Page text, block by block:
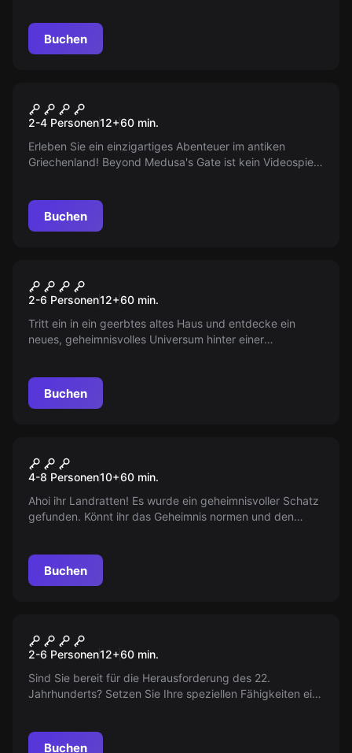
Albträumen...
Buchen
Beyond Medusas Gate
2-4 Personen12+60 min.
Erleben Sie ein einzigartiges Abenteuer im antiken
Griechenland! Beyond Medusa's Gate ist kein Videospiel.
Buchen
Escape the Worlds
2-6 Personen12+60 min.
Tritt ein in ein geerbtes altes Haus und entdecke ein
neues, geheimnisvolles Universum hinter einer
Buchen
Anne Bonnys Schatz
4-8 Personen10+60 min.
Ahoi ihr Landratten! Es wurde ein geheimnisvoller Schatz
gefunden. Könnt ihr das Geheimnis normen und den
Buchen
Cyberpunk
2-6 Personen12+60 min.
Sind Sie bereit für die Herausforderung des 22.
Jahrhunderts? Setzen Sie Ihre speziellen Fähigkeiten ein,
Buchen